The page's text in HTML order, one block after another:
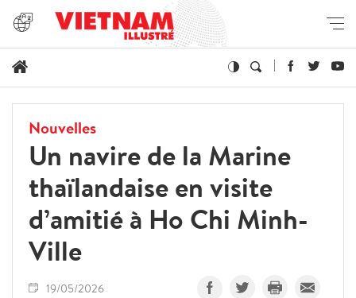
Nouvelles
Un navire de la Marine
thaïlandaise en visite
d’amitié à Ho Chi Minh-
Ville
19/05/2026